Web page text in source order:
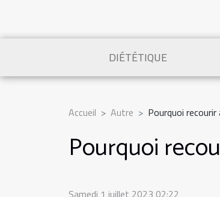
DIÉTÉTIQUE
Accueil Autre Pourquoi
Pourquoi
Samedi 1 juillet 2023 02:22